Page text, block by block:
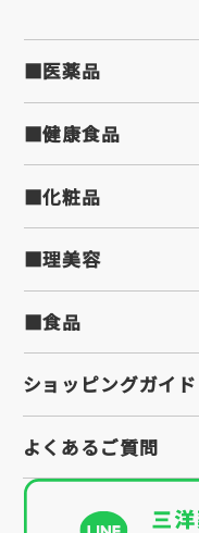
■医薬品
■健康食品
■化粧品
■理美容
■食品
ショッピングガイド
よくあるご質問